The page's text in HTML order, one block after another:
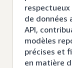
de données
API,
modèles
précises et
en matière